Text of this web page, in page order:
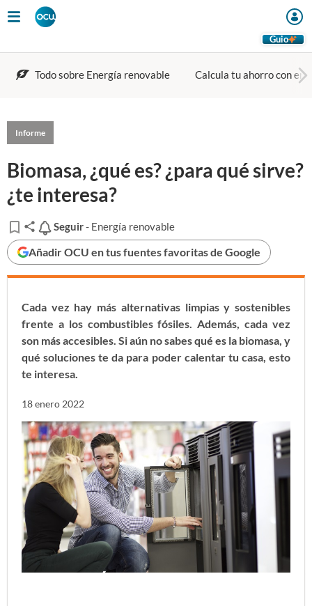
Guio
Todo sobre Energía renovable Calcula tu ahorro con
Informe
Biomasa, ¿qué es? ¿para qué sirve?
¿te interesa?
Seguir
Seguir- Energía renovable
Añadir OCU en tus fuentes favoritas de Google
Cada vez hay más alternativas limpias y sostenibles
frente a los combustibles fósiles. Además, cada vez
son más accesibles. Si aún no sabes qué es la biomasa, y
qué soluciones te da para poder calentar tu casa, esto
te interesa.
18 enero 2022